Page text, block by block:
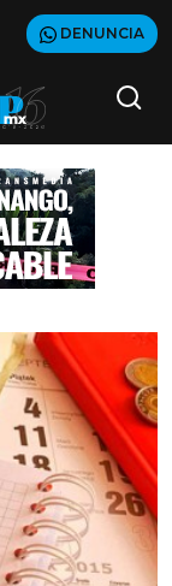
DENUNCIA